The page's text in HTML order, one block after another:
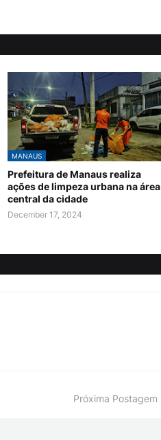
MANAUS
Prefeitura de Manaus realiza
ações de limpeza urbana na área
central da cidade
December 17, 2024
Próxima Postagem